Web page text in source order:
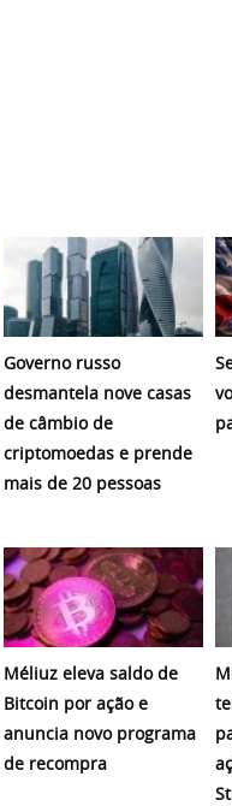
Governo russo
desmantela nove casas
de câmbio de
criptomoedas e prende
mais de 20 pessoas
Méliuz eleva saldo de
Bitcoin por ação e
anuncia novo programa
de recompra